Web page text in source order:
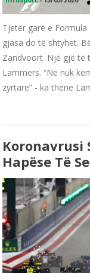
Tjetër garë e
gjasa do të shtyhet.
Zandvoort. Një gjë të
Lammers. “Ne nuk
zyrtare” - ka thënë
Koronavrusi
Hapëse Të